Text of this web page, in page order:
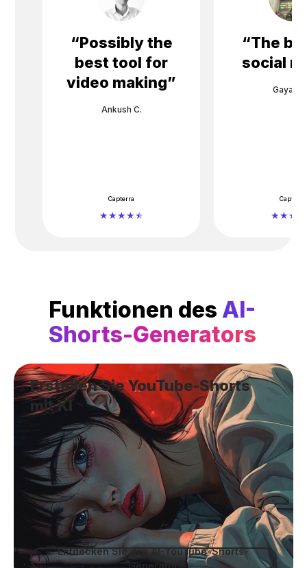
“Possibly the
best tool for
video making”
Ankush C.
Capterra
“The
social
Gayane
Capterra
Funktionen des AI-
Shorts-Generators
Erstellen Sie YouTube-Shorts
mit KI
Entdecken Sie den AI-YouTube-Shorts-
Generator